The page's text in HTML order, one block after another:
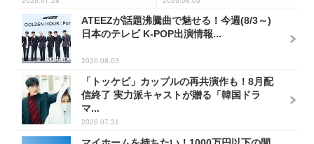
ATEEZが話題沸騰曲で魅せる！今週(8/3～)
日本のテレビ K-POP出演情報...
2026.08.03
「トッケビ」カップルの再共演作も！8月配
信終了 実力派キャストが贈る「韓国ドラ
マ...
2026.07.31